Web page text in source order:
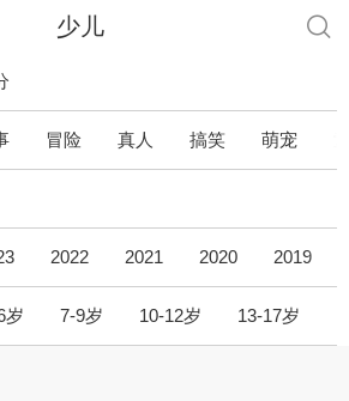
少儿
冒险 真人 搞笑 萌宠
2022 2021 2020 2019
岁 7-9岁 10-12岁 13-17岁